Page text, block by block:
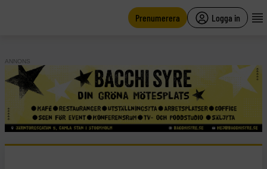
Prenumerera Logga in
ANNONS